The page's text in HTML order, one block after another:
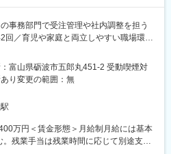
：
めるのが得意な方
ンジしたい方
のまとまりを大切にしている社風なの
ば何でも気軽に相談できる雰囲気で
事務部門で受注管理や社内調整を担う
回／育児や家庭と両立しやすい職場環
内容のシステム入力や見積書・伝票の
の電話・メール対応など、製造現場や
会社全体の業務を円滑に進める事務全
るデータ入力にとどまらず、納期調整や
コミュニケーション力が活かせるポジ
富山県砺波市五郎丸451-2 受動喫煙対
り変更の範囲：無
万円＜賃金形態＞月給制月給には基本
残業手当は残業時間に応じて別途支